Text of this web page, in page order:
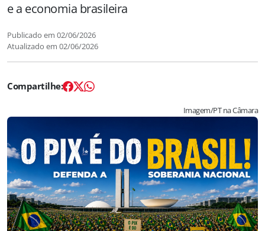
e a economia brasileira
Publicado em 02/06/2026
Atualizado em 02/06/2026
Imagem/PT na Câmara